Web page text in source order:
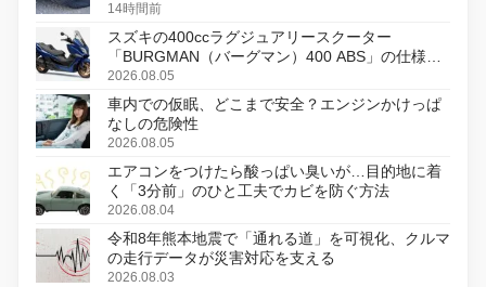
14時間前
スズキの400ccラグジュアリースクーター
「BURGMAN（バーグマン）400 ABS」の仕様を
変更し、8月18日に発売
2026.08.05
車内での仮眠、どこまで安全？エンジンかけっぱ
なしの危険性
2026.08.05
エアコンをつけたら酸っぱい臭いが…目的地に着
く「3分前」のひと工夫でカビを防ぐ方法
2026.08.04
令和8年熊本地震で「通れる道」を可視化、クルマ
の走行データが災害対応を支える
2026.08.03